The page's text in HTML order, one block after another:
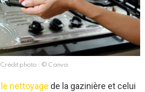
Crédit photo : © Canva
le nettoyage de la gazinière et celui